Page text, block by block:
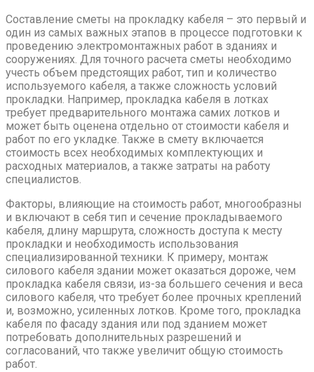
Составление сметы на прокладку кабеля – это первый и
один из самых важных этапов в процессе подготовки к
проведению электромонтажных работ в зданиях и
сооружениях. Для точного расчета сметы необходимо
учесть объем предстоящих работ, тип и количество
используемого кабеля, а также сложность условий
прокладки. Например, прокладка кабеля в лотках
требует предварительного монтажа самих лотков и
может быть оценена отдельно от стоимости кабеля и
работ по его укладке. Также в смету включается
стоимость всех необходимых комплектующих и
расходных материалов, а также затраты на работу
специалистов.
Факторы, влияющие на стоимость работ, многообразны
и включают в себя тип и сечение прокладываемого
кабеля, длину маршрута, сложность доступа к месту
прокладки и необходимость использования
специализированной техники. К примеру, монтаж
силового кабеля здании может оказаться дороже, чем
прокладка кабеля связи, из-за большего сечения и веса
силового кабеля, что требует более прочных креплений
и, возможно, усиленных лотков. Кроме того, прокладка
кабеля по фасаду здания или под зданием может
потребовать дополнительных разрешений и
согласований, что также увеличит общую стоимость
работ.